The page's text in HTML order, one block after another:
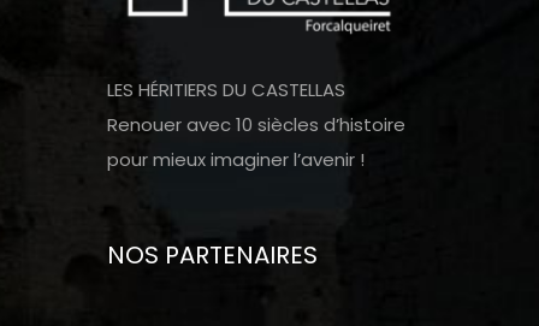
LES HÉRITIERS DU CASTELLAS
Renouer avec 10 siècles d’histoire
pour mieux imaginer l’avenir !
NOS PARTENAIRES